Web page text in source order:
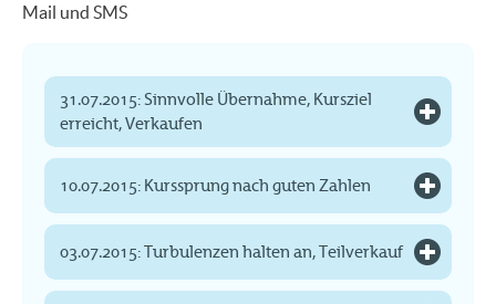
Mail und SMS
31.07.2015: Sinnvolle Übernahme, Kursziel
erreicht, Verkaufen
10.07.2015: Kurssprung nach guten Zahlen
03.07.2015: Turbulenzen halten an, Teilverkauf